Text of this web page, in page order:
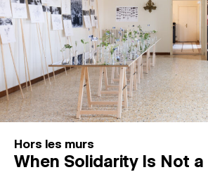
Hors les murs
When Solidarity Is Not